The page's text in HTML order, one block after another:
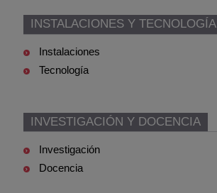
INSTALACIONES Y TECNOLOGÍA
Instalaciones
Tecnología
INVESTIGACIÓN Y DOCENCIA
Investigación
Docencia